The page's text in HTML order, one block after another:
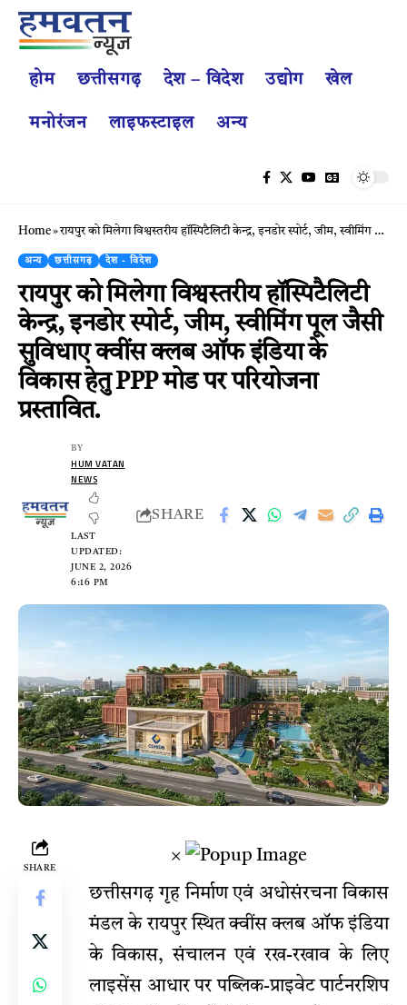
होम छत्तीसगढ़ देश – विदेश उद्योग खेल
मनोरंजन लाइफस्टाइल अन्य
Home»रायपुर को मिलेगा विश्वस्तरीय हॉस्पिटैलिटी केन्द्र, इनडोर स्पोर्ट, जीम, स्वीमिंग पूल जैसी सुविधाए क्वींस क्लब ऑफ इंडिया के विकास हेतु PPP मोड पर परियोजना प्रस्तावित.
अन्य छत्तीसगढ़ देश - विदेश
रायपुर को मिलेगा विश्वस्तरीय हॉस्पिटैलिटी
केन्द्र, इनडोर स्पोर्ट, जीम, स्वीमिंग पूल जैसी
सुविधाए क्वींस क्लब ऑफ इंडिया के
विकास हेतु PPP मोड पर परियोजना
प्रस्तावित.
LAST
UPDATED:
JUNE 2, 2026
6:16 PM
BY
HUM VATAN
NEWS
SHARE
SHARE
×
छत्तीसगढ़ गृह निर्माण एवं अधोसंरचना विकास
मंडल के रायपुर स्थित क्वींस क्लब ऑफ इंडिया
के विकास, संचालन एवं रख-रखाव के लिए
लाइसेंस आधार पर पब्लिक-प्राइवेट पार्टनरशिप